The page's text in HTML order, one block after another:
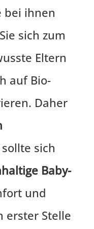
bei ihnen
sich zum
Eltern
auf Bio-
Daher
sich
Baby-
und
erster Stelle